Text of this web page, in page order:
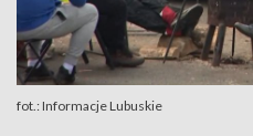
fot.: Informacje Lubuskie